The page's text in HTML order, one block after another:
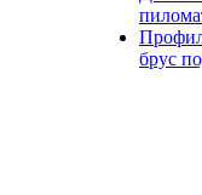
брус